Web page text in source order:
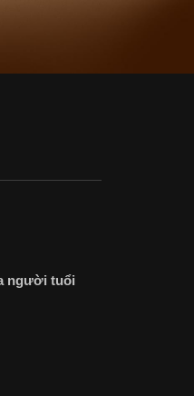
người tuổi